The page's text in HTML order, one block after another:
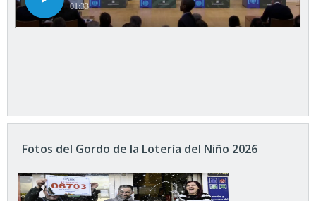
Fotos del Gordo de la Lotería del Niño 2026